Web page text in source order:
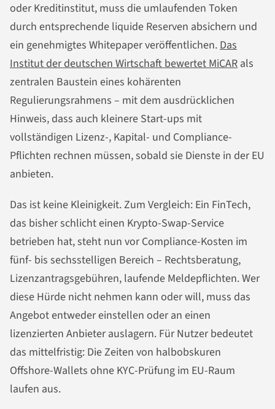
oder Kreditinstitut, muss die umlaufenden Token
durch entsprechende liquide Reserven absichern und
ein genehmigtes Whitepaper veröffentlichen.Das
Institut der deutschen Wirtschaft bewertet MiCAR als
zentralen Baustein eines kohärenten
Regulierungsrahmens – mit dem ausdrücklichen
Hinweis, dass auch kleinere Start-ups mit
vollständigen Lizenz-, Kapital- und Compliance-
Pflichten rechnen müssen, sobald sie Dienste in der EU
anbieten.
Das ist keine Kleinigkeit. Zum Vergleich: Ein FinTech,
das bisher schlicht einen Krypto-Swap-Service
betrieben hat, steht nun vor Compliance-Kosten im
fünf- bis sechsstelligen Bereich – Rechtsberatung,
Lizenzantragsgebühren, laufende Meldepflichten. Wer
diese Hürde nicht nehmen kann oder will, muss das
Angebot entweder einstellen oder an einen
lizenzierten Anbieter auslagern. Für Nutzer bedeutet
das mittelfristig: Die Zeiten von halbobskuren
Offshore-Wallets ohne KYC-Prüfung im EU-Raum
laufen aus.